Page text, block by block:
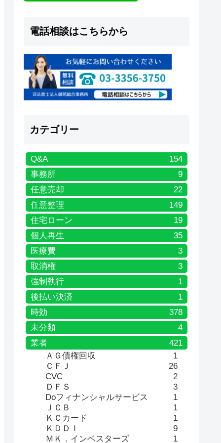
電話相談はこちらから
カテゴリー
Q&A
154
事務所
9
任意売却
22
任意整理
149
住宅ローン
19
個人再生
35
医療費
3
取消権
3
強制執行
1
後払い決済
1
時効
378
未分類
4
業者
421
ＡＧ債権回収
1
ＣＦＪ
26
CVC
2
ＤＦＳ
3
Doフィナンシャルサービス
1
ＪＣＢ
1
ＫＣカード
1
ＫＤＤＩ
9
ＭＫ．インベスターズ
1